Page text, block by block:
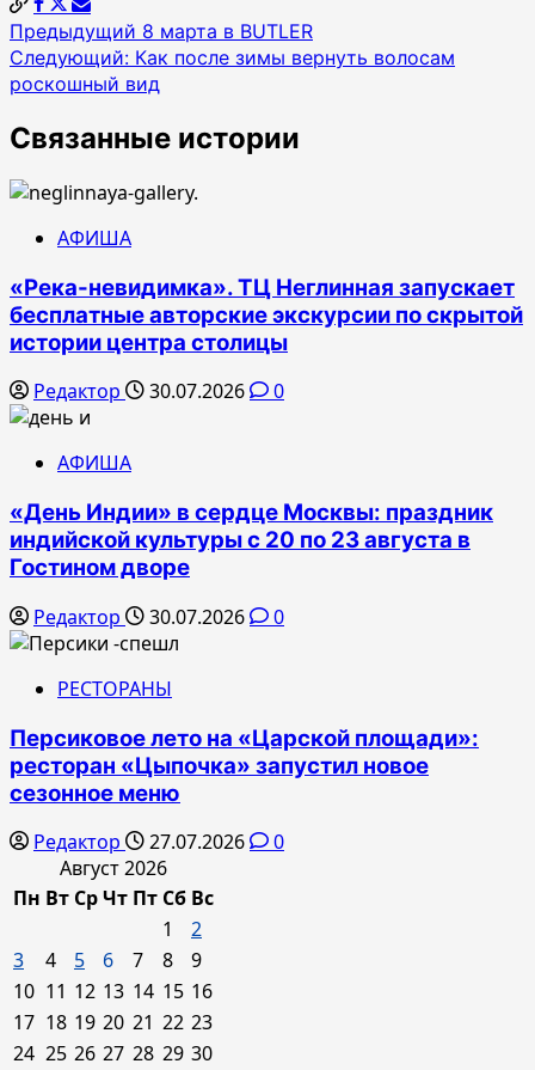
Навигация
по
записям
Предыдущий 8 марта в BUTLER
Следующий: Как после зимы вернуть волосам
роскошный вид
Связанные истории
АФИША
«Река-невидимка». ТЦ Неглинная запускает
бесплатные авторские экскурсии по скрытой
истории центра столицы
Редактор 30.07.2026 0
АФИША
«День Индии» в сердце Москвы: праздник
индийской культуры с 20 по 23 августа в
Гостином дворе
Редактор 30.07.2026 0
РЕСТОРАНЫ
Персиковое лето на «Царской площади»:
ресторан «Цыпочка» запустил новое
сезонное меню
Редактор 27.07.2026
0
Август 2026
Пн Вт СрЧт Пт Сб Вс
1
2
3
4 5 6 7 8
9
10 11 12 13 14 15 16
17 18 19 20 21 22 23
24 25 26 27 28 29 30